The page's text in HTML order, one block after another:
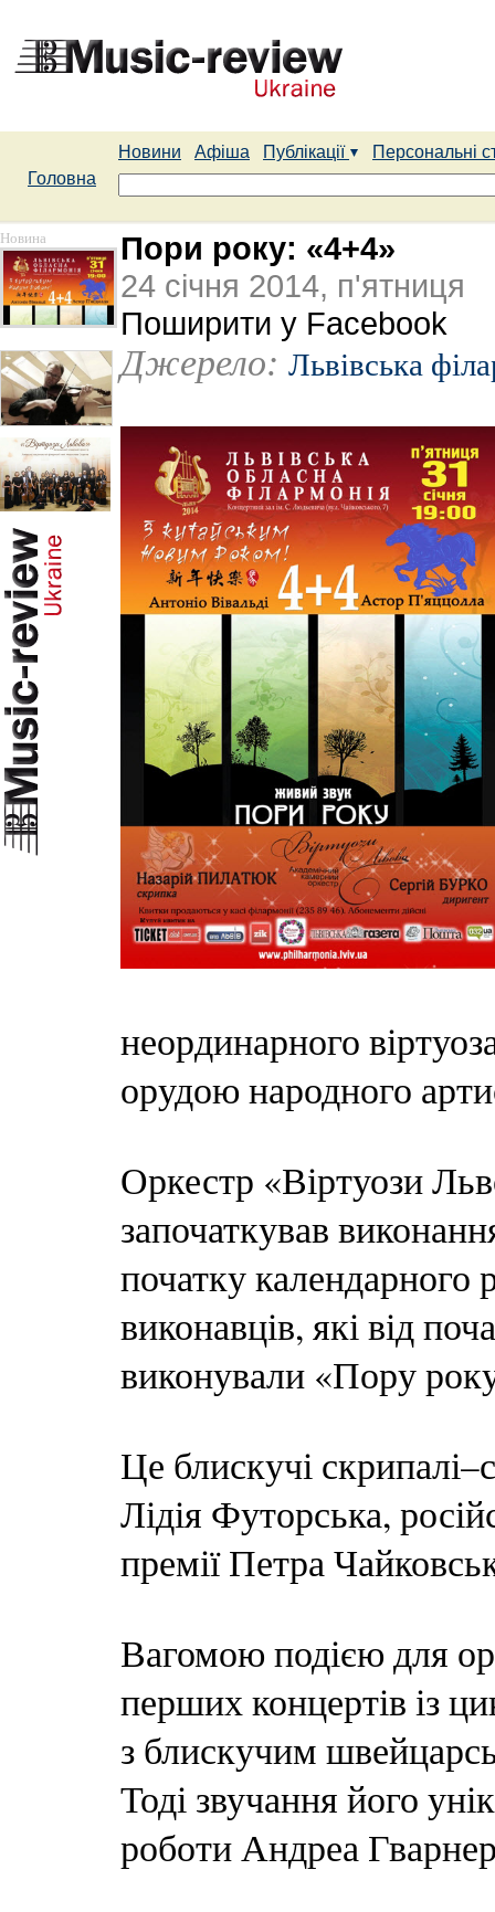
Новини Афіша Публікації
Персональні
Головна
Новина
Пори року: «4+4»
24 січня 2014, п'ятниця
Поширити у Facebook
Джерело: Львівська
неординарного
орудою народного
Оркестр «Віртуози
започаткував
початку календарного
виконавців, які від
виконували «Пору
Це блискучі
Лідія Футорська,
премії Петра
Вагомою подією для
перших концертів із
з блискучим
Тоді звучання його
роботи Андреа